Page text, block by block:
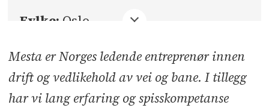
Fylke: Oslo
Sted:Oslo
Søknadsfrist:07.10.2025
Mesta er Norges ledende entreprenør innen
drift og vedlikehold av vei og bane. I tillegg
har vi lang erfaring og spisskompetanse